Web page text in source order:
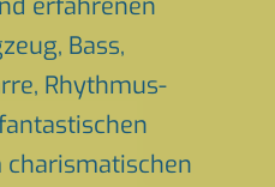
erfahrenen
Bass,
Rhythmus-
charismatischen